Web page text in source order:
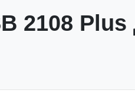
2108